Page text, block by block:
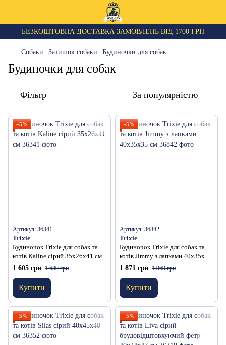
БЕЗКОШТОВНА ДОСТАВКА ЗАМОВЛЕНЬ ВІД 1700 ГРН
Собаки Затишок собаки Будиночки для собак
Будиночки для собак
Фільтр За популярністю
−5%
Артикул: 36341
Trixie
Будиночок Trixie для собак та
котів Kaline сірий 35х26х41 см
1 605 грн 1 689 грн
Купити
−5%
Артикул: 36842
Trixie
Будиночок Trixie для собак та
котів Jimmy з лапками 40х35х35
см
1 871 грн 1 969 грн
Купити
−5% −5%